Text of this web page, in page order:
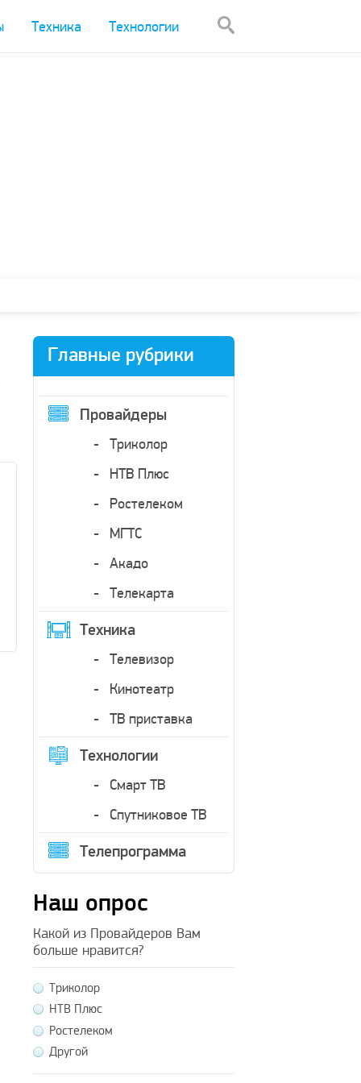
Техника Технологии
Главные рубрики
Провайдеры
Триколор
НТВ Плюс
Ростелеком
МГТС
Акадо
Телекарта
Техника
Телевизор
Кинотеатр
ТВ приставка
Технологии
Смарт ТВ
Спутниковое ТВ
Телепрограмма
Наш опрос
Какой из Провайдеров Вам
больше нравится?
Триколор
НТВ Плюс
Ростелеком
Другой